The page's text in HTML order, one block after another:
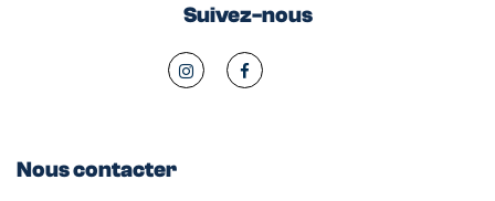
Suivez-nous
Nous contacter